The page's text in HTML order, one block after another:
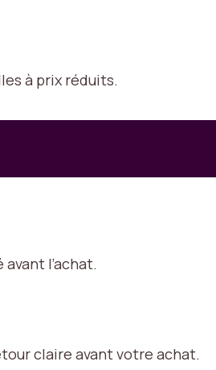
à prix réduits.
l’achat.
claire avant votre achat.